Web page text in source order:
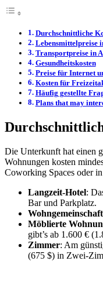
Durchschnittliche
Lebensmittelpreise
Transportpreise in
Gesundheitskosten
Preise für Internet
Kosten für
Häufig gestellte
Plans that may
Die Unterkunft hat einen
Wohnungen kosten
Coworking Spaces oder
Langzeit-Hotel:
Bar und Parkplatz.
Wohngemeinschaft
Möblierte
gibt’s ab 1.600 €
Zimmer: Am
(675 $) in Zwei-